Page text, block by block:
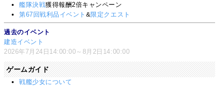
艦隊決戦獲得報酬2倍キャンペーン
第67回戦利品イベント &限定クエスト
過去のイベント
建造イベント
2026年7月24日14:00:00～8月2日14:00:00
ゲームガイド
戦艦少女について